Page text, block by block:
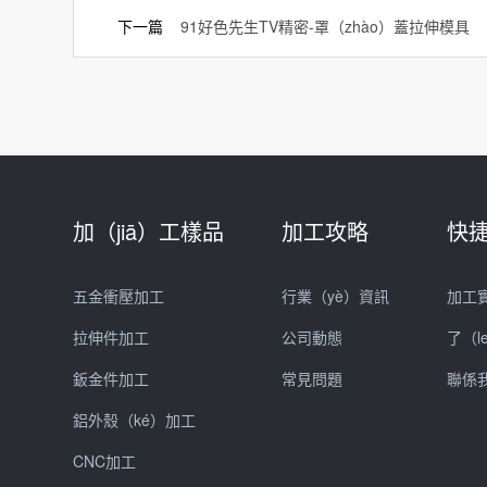
下一篇91好色先生TV精密-罩（zhào）蓋拉伸模具
加（jiā）工樣品
五金衝壓加工
拉伸件加工
鈑金件加工
鋁外殼（ké）加工
CNC加工
加工攻略
行業（yè）資訊
公司動態
常見問題
快
加工
了（
聯係